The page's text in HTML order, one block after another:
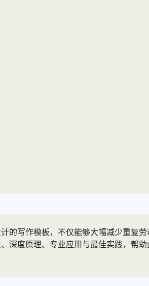
的写作模板，不仅能够大幅减少重复
深度原理、专业应用与最佳实践，帮